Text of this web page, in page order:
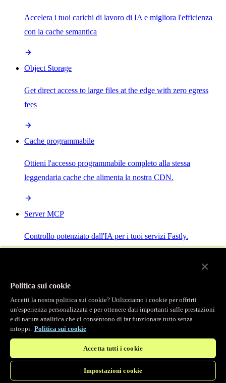
Accelera i tuoi carichi di lavoro di IA e migliora l'efficienza
con la cache semantica
Object Storage
Get direct access to large files at the edge with zero egress
fees
Cache programmabile
Ottieni l'accesso programmabile completo alla stessa
leggendaria cache che alimenta la nostra CDN.
Server MCP
Controllo potenziato dall'IA per i tuoi servizi Fastly.
Main menu
/ Prodotti
Osservabilità
Logging in tempo reale
Politica sui cookie
Accetti la nostra politica sui cookie? Utilizziamo i cookie per offrirti
un'esperienza personalizzata e per ottenere dati importanti sulle prestazioni
e di natura analitica che ci consentono di far funzionare tutto senza
intoppi. Politica sui cookie
Accetta tutti i cookie
Impostazioni cookie